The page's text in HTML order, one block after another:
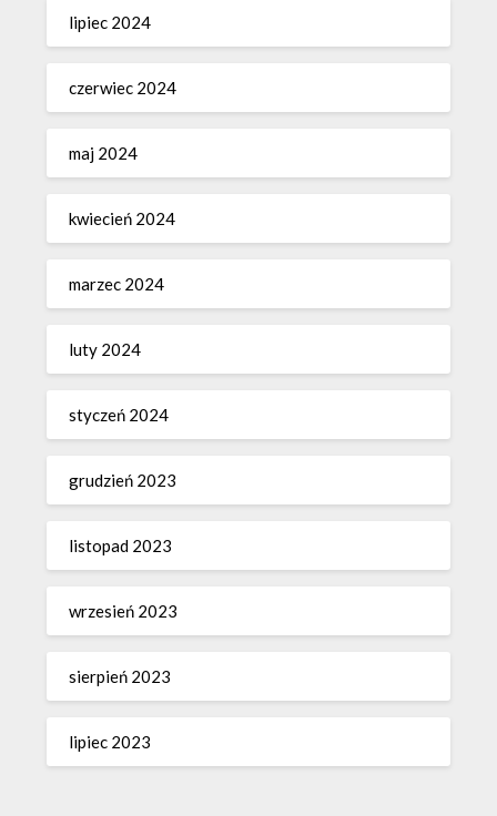
lipiec 2024
czerwiec 2024
maj 2024
kwiecień 2024
marzec 2024
luty 2024
styczeń 2024
grudzień 2023
listopad 2023
wrzesień 2023
sierpień 2023
lipiec 2023